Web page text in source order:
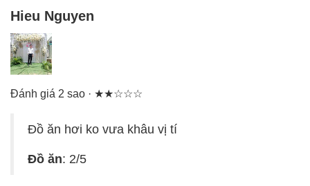
Hieu Nguyen
Đánh giá 2 sao · ★★☆☆☆
Đồ ăn hơi ko vưa khâu vị tí
Đồ ăn: 2/5